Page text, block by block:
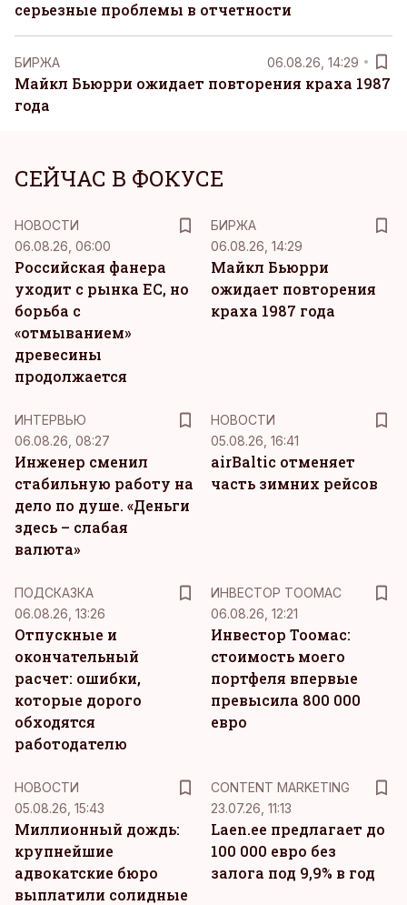
серьезные проблемы в отчетности
БИРЖА 06.08.26, 14:29
Майкл Бьюрри ожидает повторения краха 1987
года
СЕЙЧАС В ФОКУСЕ
НОВОСТИ
06.08.26, 06:00
Российская фанера
уходит с рынка ЕС, но
борьба с
«отмыванием»
древесины
продолжается
БИРЖА
06.08.26, 14:29
Майкл Бьюрри
ожидает повторения
краха 1987 года
ИНТЕРВЬЮ
06.08.26, 08:27
Инженер сменил
стабильную работу на
дело по душе. «Деньги
здесь – слабая
валюта»
НОВОСТИ
05.08.26, 16:41
airBaltic отменяет
часть зимних рейсов
ПОДСКАЗКА
06.08.26, 13:26
Отпускные и
окончательный
расчет: ошибки,
которые дорого
обходятся
работодателю
ИНВЕСТОР ТООМАС
06.08.26, 12:21
Инвестор Тоомас:
стоимость моего
портфеля впервые
превысила 800 000
евро
НОВОСТИ
05.08.26, 15:43
Миллионный дождь:
крупнейшие
адвокатские бюро
выплатили солидные
CONTENT MARKETING
23.07.26, 11:13
Laen.ee предлагает до
100 000 евро без
залога под 9,9% в год